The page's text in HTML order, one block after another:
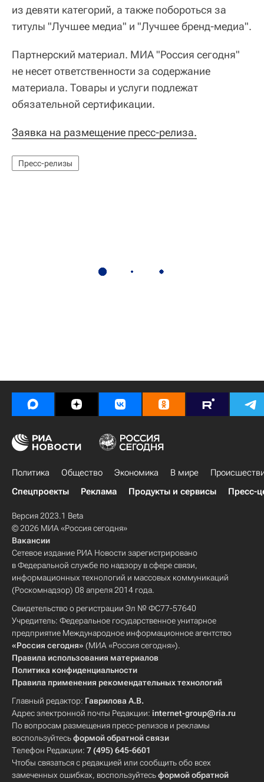
из девяти категорий, а также побороться за
титулы "Лучшее медиа" и "Лучшее бренд-медиа".
Партнерский материал. МИА "Россия сегодня"
не несет ответственности за содержание
материала. Товары и услуги подлежат
обязательной сертификации.
Заявка на размещение пресс-релиза.
Пресс-релизы
Политика Общество Экономика В мире
Спецпроекты
Реклама Продукты и сервисы Пресс-
Версия 2023.1 Beta
© 2026 МИА «Россия сегодня»
Вакансии
Сетевое издание РИА Новости зарегистрировано
в Федеральной службе по надзору в сфере связи,
информационных технологий и массовых коммуникаций
(Роскомнадзор) 08 апреля 2014 года.
Свидетельство о регистрации Эл № ФС77-57640
Учредитель: Федеральное государственное унитарное
предприятие Международное информационное агентство
«Россия сегодня» (МИА «Россия сегодня»).
Правила использования материалов
Политика конфиденциальности
Правила применения рекомендательных технологий
Главный редактор: Гаврилова А.В.
Адрес электронной почты Редакции: internet-group@ria.ru
По вопросам размещения пресс-релизов и рекламы
воспользуйтесьформой обратной связи
Телефон Редакции: 7 (495) 645-6601
Чтобы связаться с редакцией или сообщить обо всех
замеченных ошибках, воспользуйтесьформой обратной